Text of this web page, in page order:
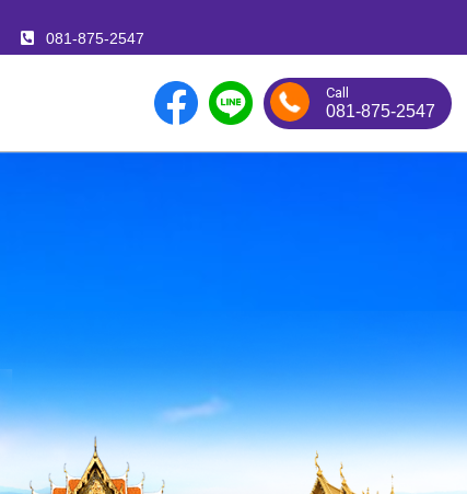
081-875-2547
Call
081-875-2547